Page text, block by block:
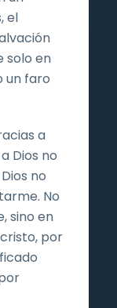
el
solo en
un faro
a
Dios no
no
No
sino en
por